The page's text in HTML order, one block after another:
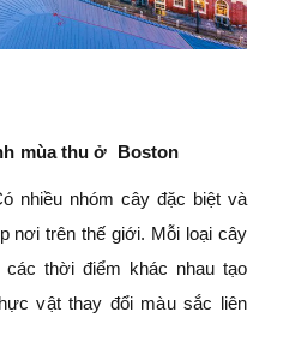
mùa thu ở Boston
nhiều nhóm cây đặc biệt và
nơi trên thế giới. Mỗi loại cây
thời điểm khác nhau tạo
vật thay đổi màu sắc liên